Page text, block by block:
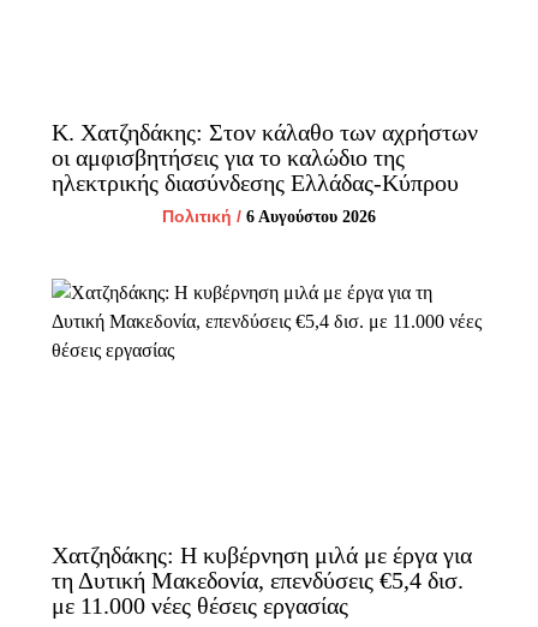
Κ. Χατζηδάκης: Στον κάλαθο των αχρήστων
οι αμφισβητήσεις για το καλώδιο της
ηλεκτρικής διασύνδεσης Ελλάδας-Κύπρου
Πολιτική / 6 Αυγούστου 2026
Χατζηδάκης: Η κυβέρνηση μιλά με έργα για
τη Δυτική Μακεδονία, επενδύσεις €5,4 δισ.
με 11.000 νέες θέσεις εργασίας